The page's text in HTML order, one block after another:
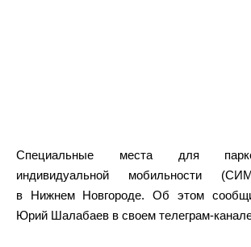
Специальные места для
индивидуальной мобильности
в Нижнем Новгороде. Об этом
Юрий Шалабаев в своем телеграм-